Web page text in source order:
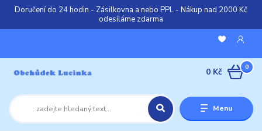
Doručení do 24 hodin - Zásilkovna a nebo PPL - Nákup nad 2000 Kč
odesíláme zdarma
Menu
0
0 Kč